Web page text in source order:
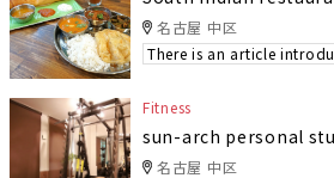
名古屋 中区
There is an article
Fitness
sun-arch personal
名古屋 中区